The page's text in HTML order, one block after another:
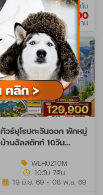
เริ่มต้น
129,900
บาท/ท่าน
ทัวร์ยุโรปตะวันออก พักหมู่
บ้านฮัลสตัทท์ 10วัน
WLH0210M
10วัน 7คืน
19 มิ.ย. 69 - 08 พ.ย. 69